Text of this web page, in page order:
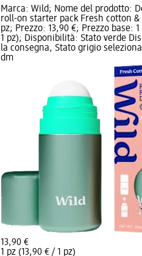
Marca: Wild; Nome del prodotto:
roll-on starter pack Fresh cotton &
pz; Prezzo: 13,90 €; Prezzo base: 1
1 pz); Disponibilità: Stato verde
la consegna, Stato grigio
dm
13,90 €
1 pz (13,90 € / 1 pz)